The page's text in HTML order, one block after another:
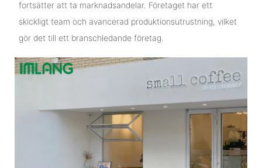
fortsätter att ta marknadsandelar. Företaget har ett
skickligt team och avancerad produktionsutrustning, vilket
gör det till ett branschledande företag.